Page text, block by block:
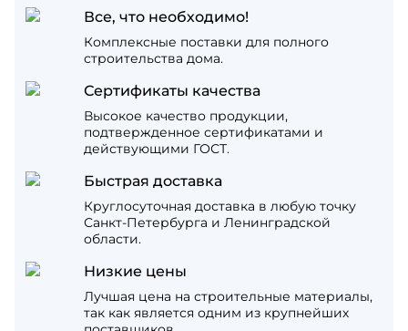
Все, что необходимо!
Комплексные поставки для полного
строительства дома.
Сертификаты качества
Высокое качество продукции,
подтвержденное сертификатами и
действующими ГОСТ.
Быстрая доставка
Круглосуточная доставка в любую точку
Санкт-Петербурга и Ленинградской
области.
Низкие цены
Лучшая цена на строительные материалы,
так как является одним из крупнейших